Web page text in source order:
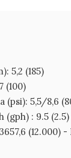
5,2 (185)
(100)
5,5/8,6
(gph) : 9.5
(12.000)